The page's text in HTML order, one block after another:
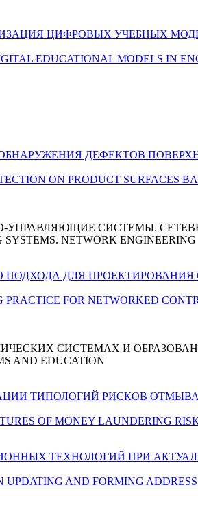
ЦИФРОВЫХ УЧЕБНЫХ
EDUCATIONAL MODELS IN
ОБНАРУЖЕНИЯ ДЕФЕКТОВ
ON PRODUCT SURFACES
СИСТЕМЫ.
NETWORK ENGINEERING
ПОДХОДА ДЛЯ
FOR NETWORKED
СИСТЕМАХ И
AND EDUCATION
ТИПОЛОГИЙ РИСКОВ
OF MONEY LAUNDERING
ТЕХНОЛОГИЙ ПРИ
AND FORMING